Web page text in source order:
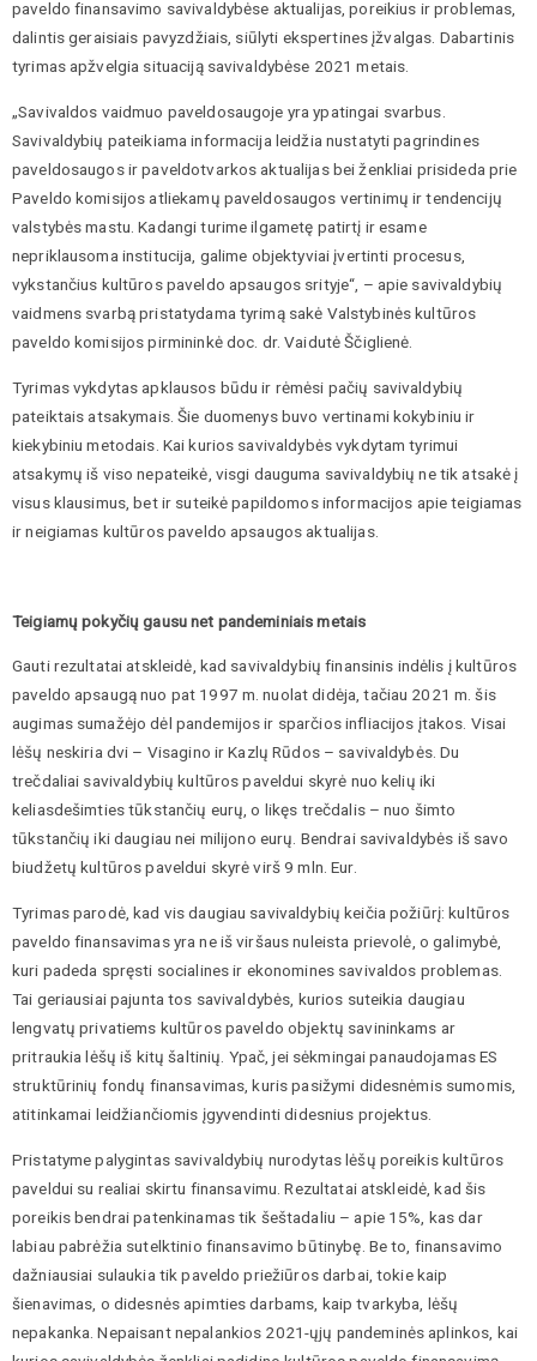
paveldo finansavimo savivaldybėse aktualijas, poreikius ir problemas,
dalintis geraisiais pavyzdžiais, siūlyti ekspertines įžvalgas. Dabartinis
tyrimas apžvelgia situaciją savivaldybėse 2021 metais.
„Savivaldos vaidmuo paveldosaugoje yra ypatingai svarbus.
Savivaldybių pateikiama informacija leidžia nustatyti pagrindines
paveldosaugos ir paveldotvarkos aktualijas bei ženkliai prisideda prie
Paveldo komisijos atliekamų paveldosaugos vertinimų ir tendencijų
valstybės mastu. Kadangi turime ilgametę patirtį ir esame
nepriklausoma institucija, galime objektyviai įvertinti procesus,
vykstančius kultūros paveldo apsaugos srityje“, – apie savivaldybių
vaidmens svarbą pristatydama tyrimą sakė Valstybinės kultūros
paveldo komisijos pirmininkė doc. dr. Vaidutė Ščiglienė.
Tyrimas vykdytas apklausos būdu ir rėmėsi pačių savivaldybių
pateiktais atsakymais. Šie duomenys buvo vertinami kokybiniu ir
kiekybiniu metodais. Kai kurios savivaldybės vykdytam tyrimui
atsakymų iš viso nepateikė, visgi dauguma savivaldybių ne tik atsakė į
visus klausimus, bet ir suteikė papildomos informacijos apie teigiamas
ir neigiamas kultūros paveldo apsaugos aktualijas.
Teigiamų pokyčių gausu net pandeminiais metais
Gauti rezultatai atskleidė, kad savivaldybių finansinis indėlis į kultūros
paveldo apsaugą nuo pat 1997 m. nuolat didėja, tačiau 2021 m. šis
augimas sumažėjo dėl pandemijos ir sparčios infliacijos įtakos. Visai
lėšų neskiria dvi – Visagino ir Kazlų Rūdos – savivaldybės. Du
trečdaliai savivaldybių kultūros paveldui skyrė nuo kelių iki
keliasdešimties tūkstančių eurų, o likęs trečdalis – nuo šimto
tūkstančių iki daugiau nei milijono eurų. Bendrai savivaldybės iš savo
biudžetų kultūros paveldui skyrė virš 9 mln. Eur.
Tyrimas parodė, kad vis daugiau savivaldybių keičia požiūrį: kultūros
paveldo finansavimas yra ne iš viršaus nuleista prievolė, o galimybė,
kuri padeda spręsti socialines ir ekonomines savivaldos problemas.
Tai geriausiai pajunta tos savivaldybės, kurios suteikia daugiau
lengvatų privatiems kultūros paveldo objektų savininkams ar
pritraukia lėšų iš kitų šaltinių. Ypač, jei sėkmingai panaudojamas ES
struktūrinių fondų finansavimas, kuris pasižymi didesnėmis sumomis,
atitinkamai leidžiančiomis įgyvendinti didesnius projektus.
Pristatyme palygintas savivaldybių nurodytas lėšų poreikis kultūros
paveldui su realiai skirtu finansavimu. Rezultatai atskleidė, kad šis
poreikis bendrai patenkinamas tik šeštadaliu – apie 15%, kas dar
labiau pabrėžia sutelktinio finansavimo būtinybę. Be to, finansavimo
dažniausiai sulaukia tik paveldo priežiūros darbai, tokie kaip
šienavimas, o didesnės apimties darbams, kaip tvarkyba, lėšų
nepakanka. Nepaisant nepalankios 2021-ųjų pandeminės aplinkos, kai